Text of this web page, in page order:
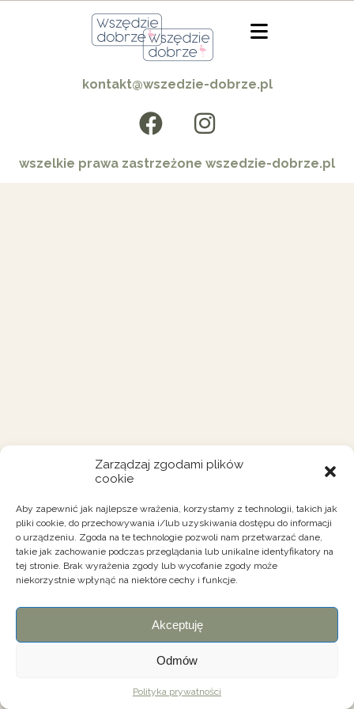
Zarządzaj zgodami plików
cookie
Aby zapewnić jak najlepsze wrażenia, korzystamy z technologii, takich jak
pliki cookie, do przechowywania i/lub uzyskiwania dostępu do informacji
o urządzeniu. Zgoda na te technologie pozwoli nam przetwarzać dane,
takie jak zachowanie podczas przeglądania lub unikalne identyfikatory na
tej stronie. Brak wyrażenia zgody lub wycofanie zgody może
niekorzystnie wpłynąć na niektóre cechy i funkcje.
Akceptuję
Odmów
Polityka prywatności
kontakt@wszedzie-dobrze.pl
wszelkie prawa zastrzeżone wszedzie-dobrze.pl